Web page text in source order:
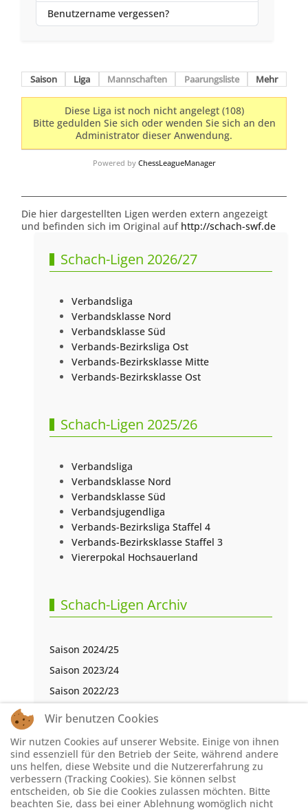
Benutzername vergessen?
Saison Liga Mannschaften Paarungsliste Mehr
Diese Liga ist noch nicht angelegt (108)
Bitte gedulden Sie sich oder wenden Sie sich an den
Administrator dieser Anwendung.
Powered by ChessLeagueManager
Die hier dargestellten Ligen werden extern angezeigt
und befinden sich im Original auf http://schach-swf.de
Schach-Ligen 2026/27
Verbandsliga
Verbandsklasse Nord
Verbandsklasse Süd
Verbands-Bezirksliga Ost
Verbands-Bezirksklasse Mitte
Verbands-Bezirksklasse Ost
Schach-Ligen 2025/26
Verbandsliga
Verbandsklasse Nord
Verbandsklasse Süd
Verbandsjugendliga
Verbands-Bezirksliga Staffel 4
Verbands-Bezirksklasse Staffel 3
Viererpokal Hochsauerland
Schach-Ligen Archiv
Saison 2024/25
Saison 2023/24
Saison 2022/23
Saison 2021/22
Saison 2019/20
Saison 2018/19
Saison 2017/18
Wir benutzen Cookies
Wir nutzen Cookies auf unserer Website. Einige von ihnen
sind essenziell für den Betrieb der Seite, während andere
uns helfen, diese Website und die Nutzererfahrung zu
verbessern (Tracking Cookies). Sie können selbst
entscheiden, ob Sie die Cookies zulassen möchten. Bitte
beachten Sie, dass bei einer Ablehnung womöglich nicht